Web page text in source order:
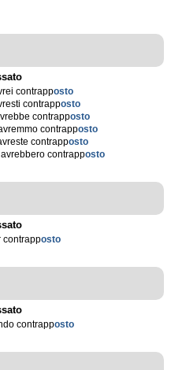
contrapposto
contrapposto
contrapposto
contrapposto
contrapposto
avrebbero contrapposto
contrapposto
contrapposto